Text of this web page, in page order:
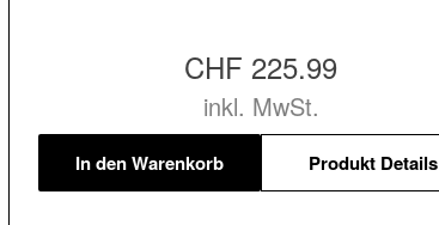
CHF 225.99
inkl. MwSt.
In den Warenkorb Produkt Details